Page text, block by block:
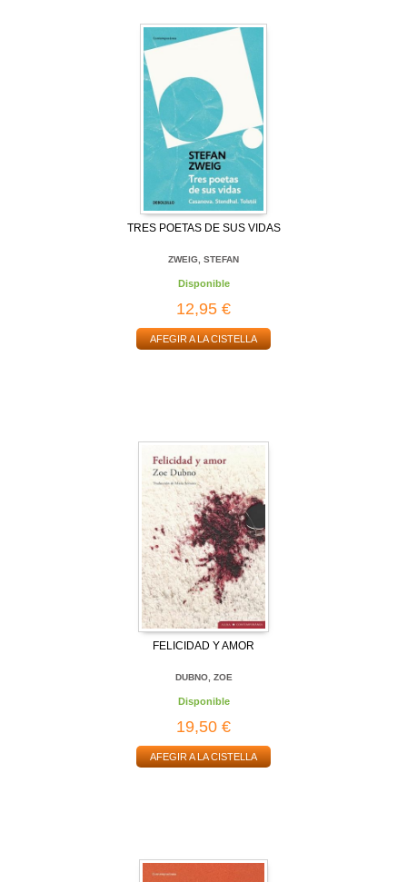
TRES POETAS DE SUS VIDAS
ZWEIG, STEFAN
Disponible
12,95 €
AFEGIR A LA CISTELLA
FELICIDAD Y AMOR
DUBNO, ZOE
Disponible
19,50 €
AFEGIR A LA CISTELLA